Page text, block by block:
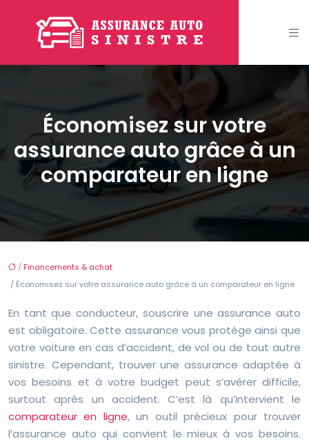
Économisez sur votre
assurance auto grâce à un
comparateur en ligne
/ Financements & achat
/ Économisez sur votre assurance auto grâce à un comparateur en ligne
En tant que conducteur, souscrire une assurance auto
est obligatoire. Cette assurance vous protège ainsi que
votre voiture en cas d’accident, de vol ou de tout autre
sinistre. Cependant, trouver une assurance adaptée à
vos besoins et à votre budget peut s’avérer difficile,
surtout après un accident. C’est là qu’intervient le
comparateur en ligne, un outil précieux pour trouver
l’assurance auto qui convient le mieux à vos besoins.